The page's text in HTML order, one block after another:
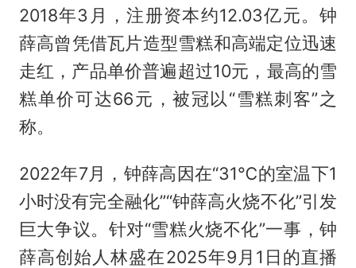
2018年3月，注册资本约12.03亿元。钟
薛高曾凭借瓦片造型雪糕和高端定位迅速
走红，产品单价普遍超过10元，最高的雪
糕单价可达66元，被冠以“雪糕刺客”之
称。
2022年7月，钟薛高因在“31℃的室温下1
小时没有完全融化”“钟薛高火烧不化”引发
巨大争议。针对“雪糕火烧不化”一事，钟
薛高创始人林盛在2025年9月1日的直播